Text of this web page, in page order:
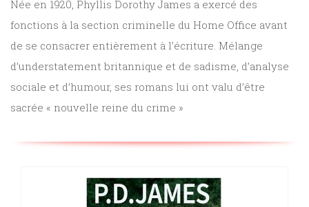
Histoire
humaines
A
PARAÎTRE
CONTACT
Née en 1920, Phyllis Dorothy James a exercé des
fonctions à la section criminelle du Home Office avant
de se consacrer entièrement à l’écriture. Mélange
d’understatement britannique et de sadisme, d’analyse
sociale et d’humour, ses romans lui ont valu d’être
sacrée « nouvelle reine du crime »